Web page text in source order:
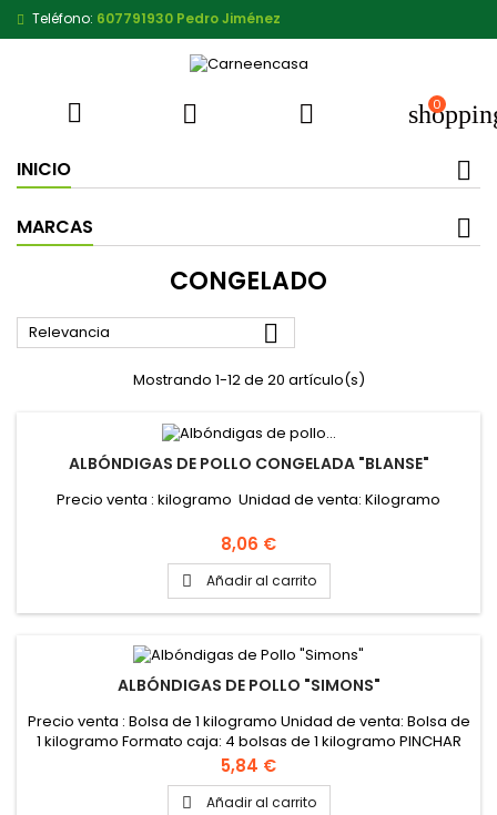
Teléfono: 607791930 Pedro Jiménez
   0
INICIO
MARCAS
CONGELADO
Relevancia 
Mostrando 1-12 de 20 artículo(s)
ALBÓNDIGAS DE POLLO CONGELADA "BLANSE"
Precio venta : kilogramo Unidad de venta: Kilogramo
Precio
8,06 €
 Añadir al carrito
ALBÓNDIGAS DE POLLO "SIMONS"
Precio venta : Bolsa de 1 kilogramo Unidad de venta: Bolsa de
1 kilogramo Formato caja: 4 bolsas de 1 kilogramo PINCHAR
AQUÍ PARA VER FICHA TÉCNICA
Precio
5,84 €
 Añadir al carrito